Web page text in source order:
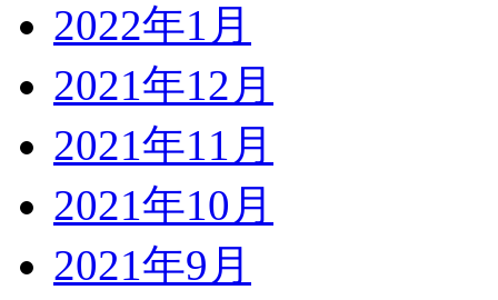
2022年1月
2021年12月
2021年11月
2021年10月
2021年9月